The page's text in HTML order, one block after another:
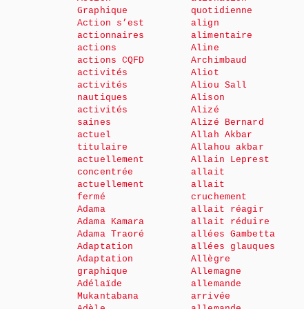
Graphique
Action s’est
actionnaires
actions
actions CQFD
activités
activités
nautiques
activités
saines
actuel
titulaire
actuellement
concentrée
actuellement
fermé
Adama
Adama Kamara
Adama Traoré
Adaptation
Adaptation
graphique
Adélaïde
Mukantabana
quotidienne
align
alimentaire
Aline
Archimbaud
Aliot
Aliou Sall
Alison
Alizé
Alizé Bernard
Allah Akbar
Allahou akbar
Allain Leprest
allait
allait
cruchement
allait réagir
allait réduire
allées Gambetta
allées glauques
Allègre
Allemagne
allemande
arrivée